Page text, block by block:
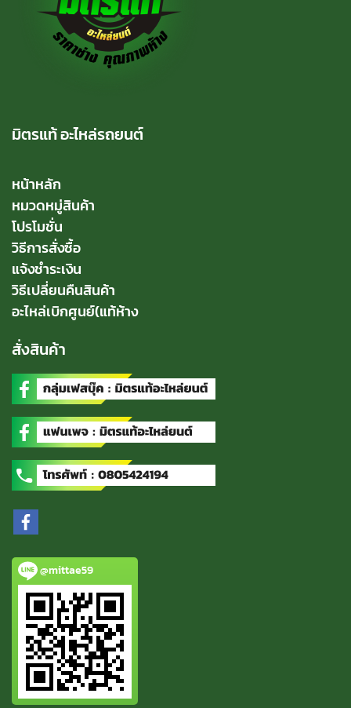
มิตรแท้ อะไหล่รถยนต์
หน้าหลัก
หมวดหมู่สินค้า
โปรโมชั่น
วิธีการสั่งซื้อ
แจ้งชำระเงิน
วิธีเปลี่ยนคืนสินค้า
อะไหล่เบิกศูนย์(แท้ห้าง
สั่งสินค้า
@mittae59